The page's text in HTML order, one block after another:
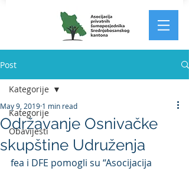
Post
Kategorije
Obavijesti
Kategorije
Održavanje Osnivačke
skupštine Udruženja
May 9, 2019 1 min read
fea i DFE pomogli su “Asocijacija